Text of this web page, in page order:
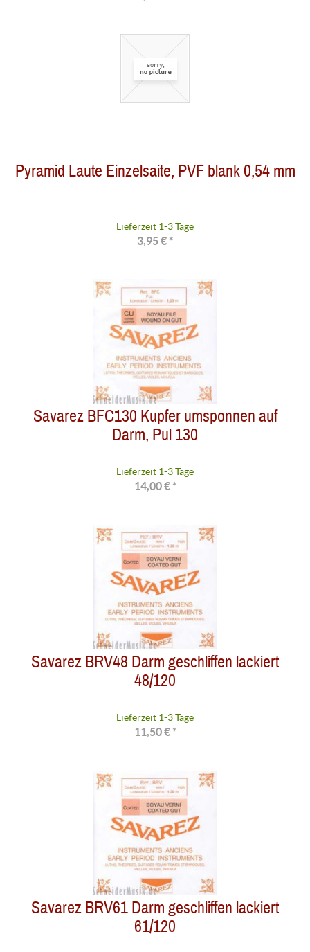
Pyramid Laute Einzelsaite, PVF blank 0,54 mm
Lieferzeit 1-3 Tage
3,95 € *
Savarez BFC130 Kupfer umsponnen auf
Darm, Pul 130
Lieferzeit 1-3 Tage
14,00 € *
Savarez BRV48 Darm geschliffen lackiert
48/120
Lieferzeit 1-3 Tage
11,50 € *
Savarez BRV61 Darm geschliffen lackiert
61/120